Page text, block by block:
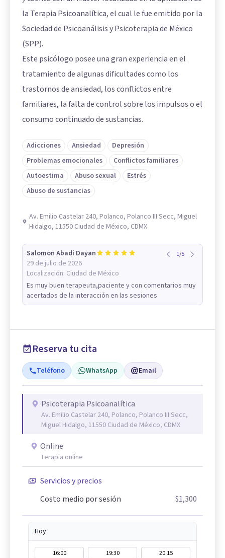
la Terapia Psicoanalítica, el cual le fue emitido por la
Sociedad de Psicoanálisis y Psicoterapia de México
(SPP).
Este psicólogo posee una gran experiencia en el
tratamiento de algunas dificultades como los
trastornos de ansiedad, los conflictos entre
familiares, la falta de control sobre los impulsos o el
consumo continuado de sustancias.
Adicciones Ansiedad
Depresión
Problemas emocionales
Conflictos familiares
Autoestima
Abuso sexual
Estrés
Abuso de sustancias
Av. Emilio Castelar 240, Polanco, Polanco III Secc, Miguel
Hidalgo, 11550 Ciudad de México, CDMX
Salomon Abadi Dayan
29 de julio de 2026
Localización: Ciudad de México
1/5
Es muy buen terapeuta,paciente y con comentarios muy
acertados de la interacción en las sesiones
Reserva tu cita
Teléfono WhatsApp Email
Psicoterapia Psicoanalítica
Av. Emilio Castelar 240, Polanco, Polanco III Secc,
Miguel Hidalgo, 11550 Ciudad de México, CDMX
Online
Terapia online
Servicios y precios
Costo medio por sesión
$1,300
Hoy
16:00 19:30
20:15